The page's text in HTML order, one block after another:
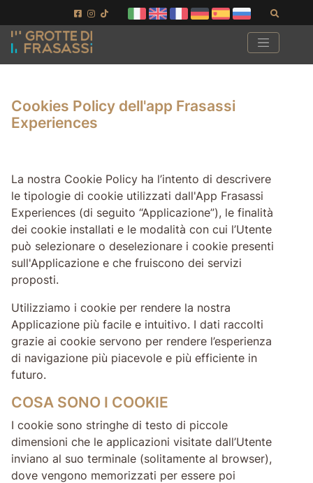
Vai ai contenuti della pagina
Vai al pié di pagina
Cookies Policy dell'app Frasassi
Experiences
La nostra Cookie Policy ha l’intento di descrivere
le tipologie di cookie utilizzati dall'App Frasassi
Experiences (di seguito “Applicazione”), le finalità
dei cookie installati e le modalità con cui l’Utente
può selezionare o deselezionare i cookie presenti
sull'Applicazione e che fruiscono dei servizi
proposti.
Utilizziamo i cookie per rendere la nostra
Applicazione più facile e intuitivo. I dati raccolti
grazie ai cookie servono per rendere l’esperienza
di navigazione più piacevole e più efficiente in
futuro.
COSA SONO I COOKIE
I cookie sono stringhe di testo di piccole
dimensioni che le applicazioni visitate dall’Utente
inviano al suo terminale (solitamente al browser),
dove vengono memorizzati per essere poi